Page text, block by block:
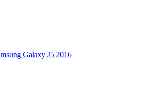
Galaxy J5 2016